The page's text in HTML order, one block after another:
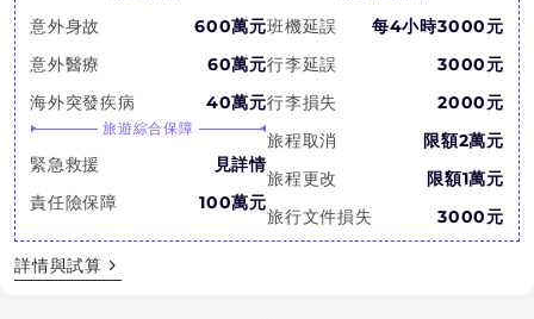
意外身故
600萬元
意外醫療
60萬元
海外突發疾病
40萬元
旅遊綜合保障
緊急救援
見詳情
責任險保障
100萬元
班機延誤
每4小時3000元
行李延誤
3000元
行李損失
2000元
旅程取消
限額2萬元
旅程更改
限額1萬元
旅行文件損失
3000元
詳情與試算